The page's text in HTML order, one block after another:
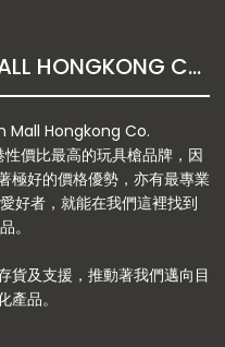
ABOUT AIRSOFT GUN MALL HONGKONG CO. LTD
Mall Hongkong Co.
價比最高的玩具槍品牌，因
極好的價格優勢，亦有最專業
好者，就能在我們這裡找到
。
貨及支援，推動著我們邁向目
品。